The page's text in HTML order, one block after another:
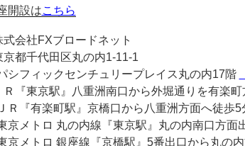
開設はこちら
会社FXブロードネット
都千代田区丸の内1-11-1
ックセンチュリープレイス丸の内17階
『東京駅』八重洲南口から外堀通りを有楽町
楽町駅』京橋口から八重洲方面へ徒歩5
ロ 丸の内線『東京駅』丸の内南口方面出
ロ 銀座線『京橋駅』5番出口から丸の内